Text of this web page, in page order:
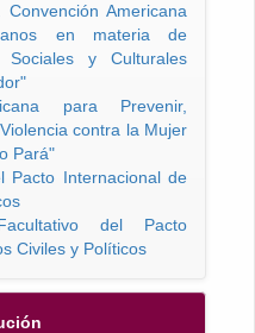
Americana
en materia de
Sociales y Culturales
para Prevenir,
contra la Mujer
Pará"
Pacto Internacional de
del Pacto
Civiles y Políticos